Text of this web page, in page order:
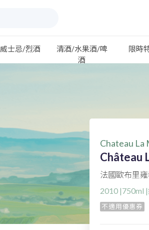
威士忌/烈酒
清酒/水果酒/啤
酒
限時
Chateau La
Château
法國歐布里
2010 |750ml
不適用優惠券